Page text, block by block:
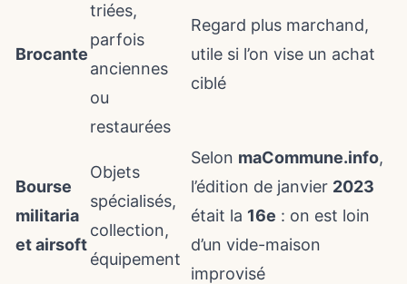
Brocante
triées,
parfois
anciennes
ou
restaurées
Regard plus marchand,
utile si l’on vise un achat
ciblé
Bourse
militaria
et airsoft
Objets
spécialisés,
collection,
équipement
Selon maCommune.info,
l’édition de janvier 2023
était la 16e : on est loin
d’un vide-maison
improvisé